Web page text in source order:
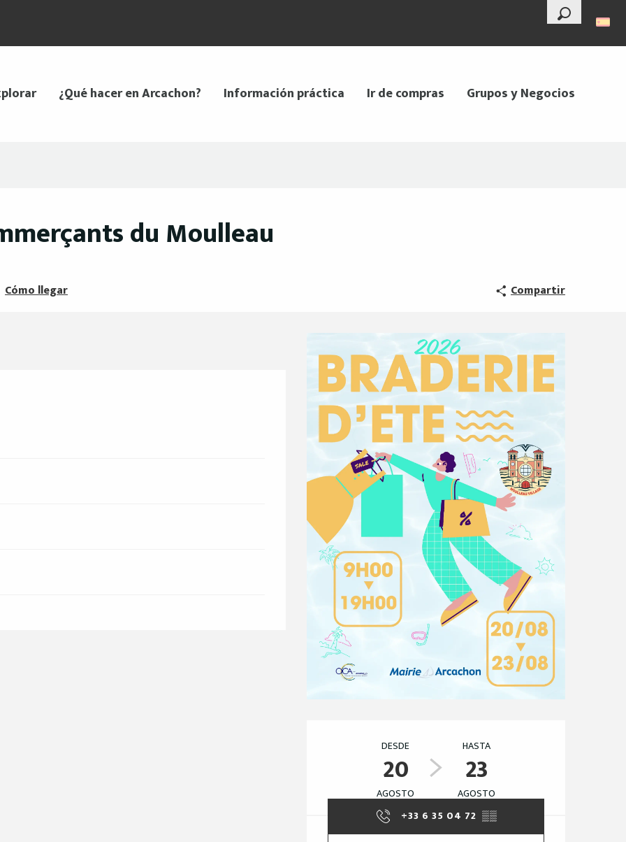
--°
Buscar
¿Qué hacer en Arcachon? Información práctica Ir de compras Grupos y Negocios
du Moulleau
Cómo llegar Compartir
Horarios y datos de
DESDE
20
AGOSTO
HASTA
23
AGOSTO
+33 6 35 04 72 ▒▒